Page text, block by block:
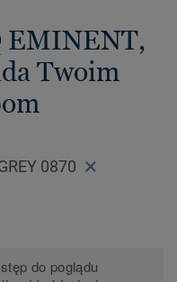
EMINENT,
Twoim
0870
do poglądu